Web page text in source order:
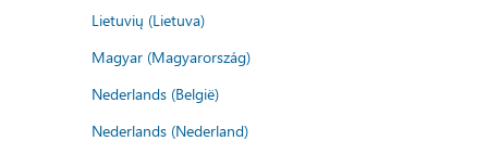
Lietuvių (Lietuva)
Magyar (Magyarország)
Nederlands (België)
Nederlands (Nederland)